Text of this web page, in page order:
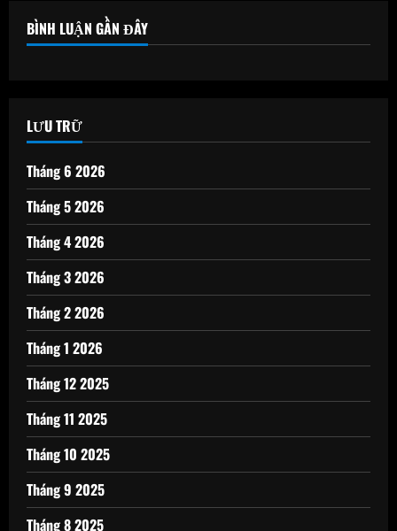
BÌNH LUẬN GẦN ĐÂY
LƯU TRỮ
Tháng 6 2026
Tháng 5 2026
Tháng 4 2026
Tháng 3 2026
Tháng 2 2026
Tháng 1 2026
Tháng 12 2025
Tháng 11 2025
Tháng 10 2025
Tháng 9 2025
Tháng 8 2025